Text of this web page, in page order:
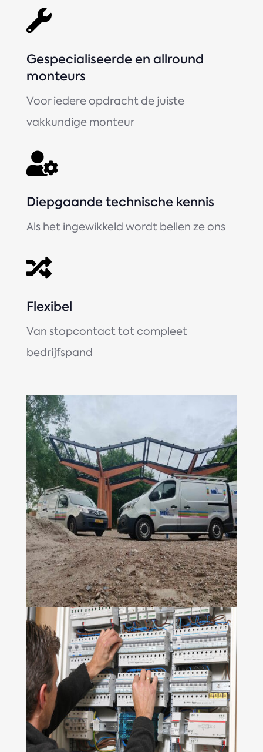

Gespecialiseerde en allround
monteurs
Voor iedere opdracht de juiste
vakkundige monteur

Diepgaande technische kennis
Als het ingewikkeld wordt bellen ze ons

Flexibel
Van stopcontact tot compleet
bedrijfspand